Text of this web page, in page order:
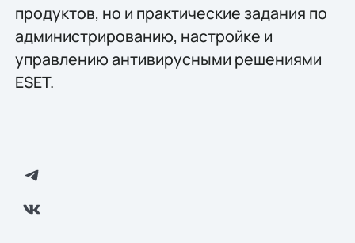
продуктов, но и практические задания по
администрированию, настройке и
управлению антивирусными решениями
ESET.